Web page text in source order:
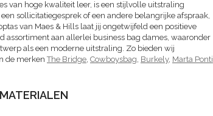
van hoge kwaliteit leer, is een stijlvolle uitstraling
sollicitatiegesprek of een andere belangrijke afspraak,
van Maes & Hills laat jij ongetwijfeld een positieve
assortiment aan allerlei business bag dames, waaronder
als een moderne uitstraling. Zo bieden wij
de merkenThe Bridge Cowboysbag Burkely, Marta Ponti